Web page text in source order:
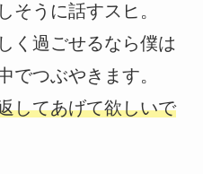
そうに話すスヒ。
く過ごせるなら僕は
でつぶやきます。
してあげて欲しいで